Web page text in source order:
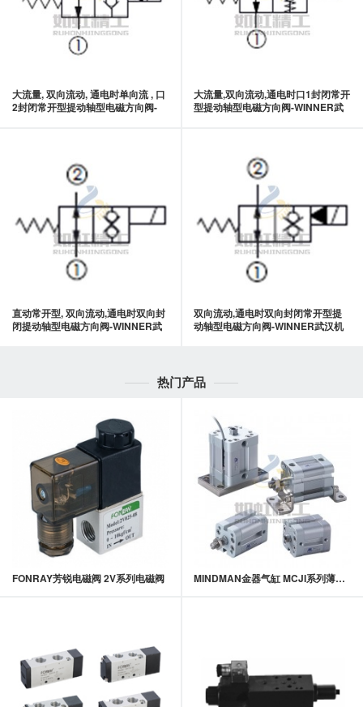
大流量, 双向流动, 通电时单向流 , 口
2封闭常开型提动轴型电磁方向阀-
大流量,双向流动,通电时口1封闭常开
型提动轴型电磁方向阀-WINNER武
直动常开型, 双向流动,通电时双向封
闭提动轴型电磁方向阀-WINNER武
双向流动,通电时双向封闭常开型提
动轴型电磁方向阀-WINNER武汉机
热门产品
FONRAY芳锐电磁阀 2V系列电磁阀 MINDMAN金器气缸 MCJI系列薄型（治具）气压缸